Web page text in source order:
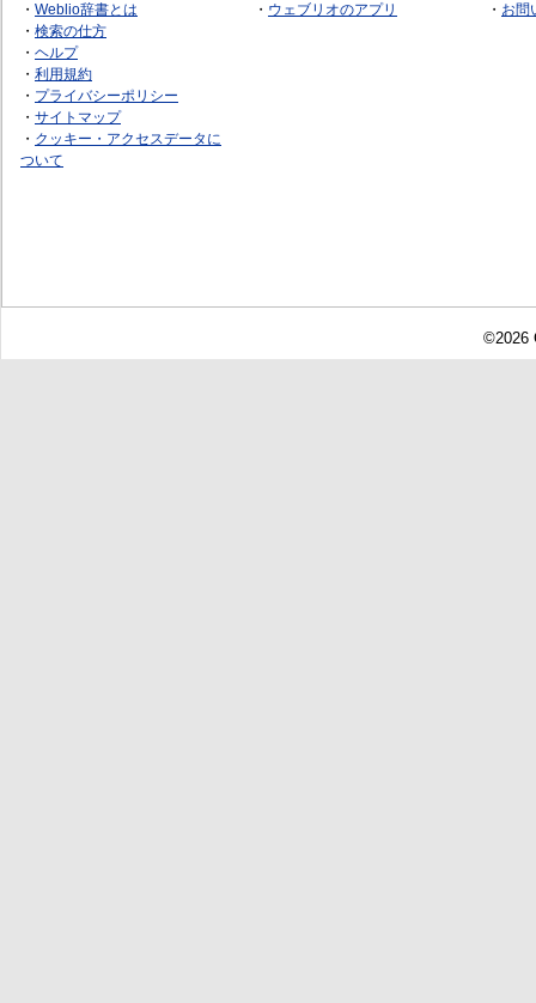
・ Weblio辞書とは
・ 検索の仕方
・ ヘルプ
・ 利用規約
・ プライバシーポリシー
・ サイトマップ
・ クッキー・アクセスデータに
ついて
・ ウェブリオのアプリ
・ お問
©2026